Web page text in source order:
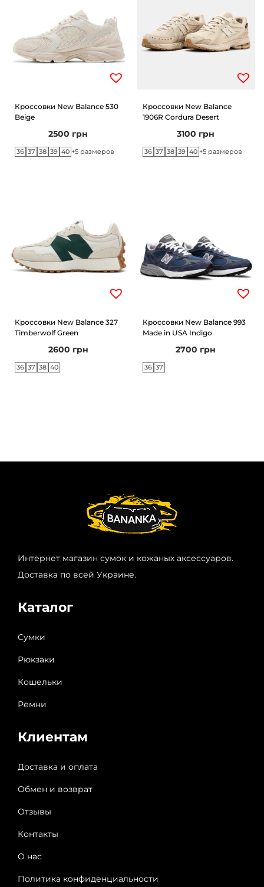
Кроссовки New Balance 530
Beige
2500 грн
36 37 38 39 40 +5 размеров
Кроссовки New Balance
1906R Cordura Desert
3100 грн
36 37 38 39 40 +5 размеров
Кроссовки New Balance 327
Timberwolf Green
2600 грн
36 37 38 40
Кроссовки New Balance 993
Made in USA Indigo
2700 грн
36 37
Интернет магазин сумок и кожаных аксессуаров.
Доставка по всей Украине.
Каталог
Сумки
Рюкзаки
Кошельки
Ремни
Клиентам
Доставка и оплата
Обмен и возврат
Отзывы
Контакты
О нас
Политика конфиденциальности